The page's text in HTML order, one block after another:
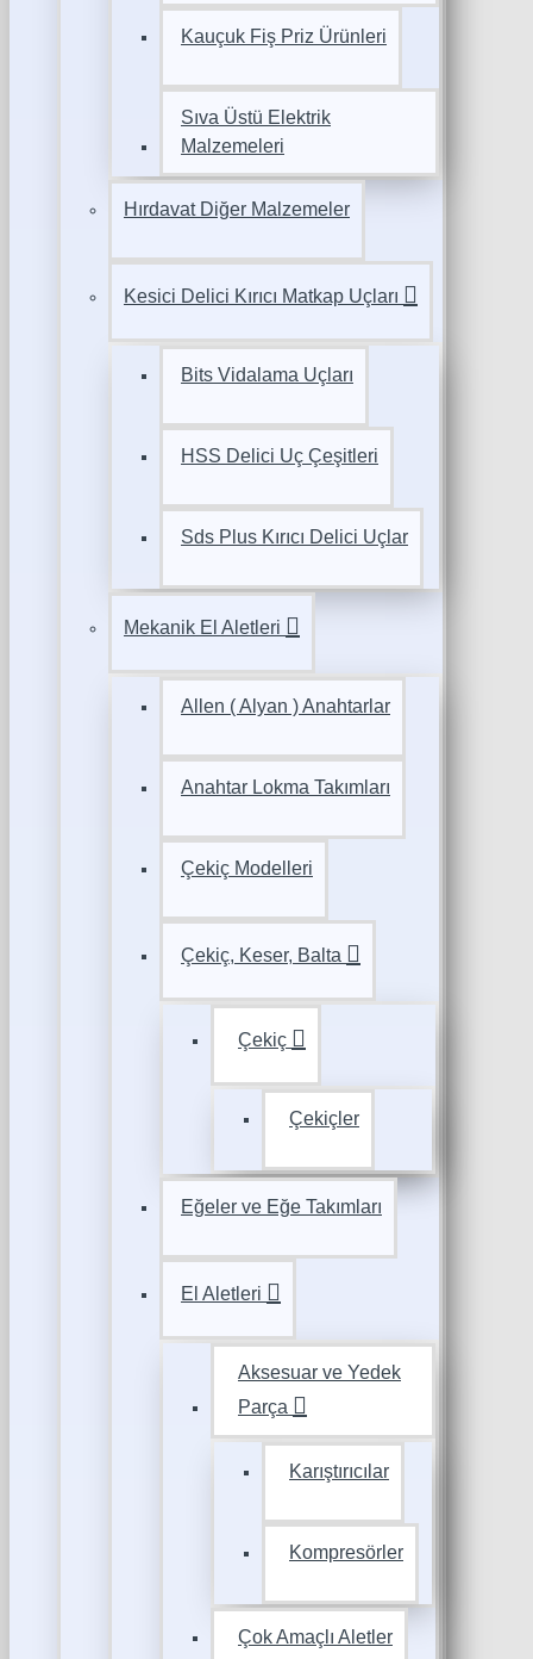
Kauçuk Fiş Priz Ürünleri
Sıva Üstü Elektrik
Malzemeleri
Hırdavat Diğer Malzemeler
Kesici Delici Kırıcı Matkap Uçları
Bits Vidalama Uçları
HSS Delici Uç Çeşitleri
Sds Plus Kırıcı Delici Uçlar
Mekanik El Aletleri
Allen ( Alyan ) Anahtarlar
Anahtar Lokma Takımları
Çekiç Modelleri
Çekiç, Keser, Balta
Çekiç
Çekiçler
Eğeler ve Eğe Takımları
El Aletleri
Aksesuar ve Yedek
Parça
Karıştırıcılar
Kompresörler
Çok Amaçlı Aletler